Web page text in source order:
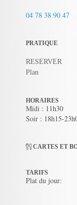
04 78 38 90 47
PRATIQUE
RESERVER
Plan
HORAIRES
Midi : 11h30
Soir : 18h15-
CARTES ET
TARIFS
Plat du jour: